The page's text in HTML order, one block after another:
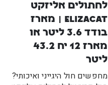
לחתולים אליזקט
Elizacat | מארז
בודד 3.6 ליטר או
ליטר
מחפשים חול היגייני ואיכותי?